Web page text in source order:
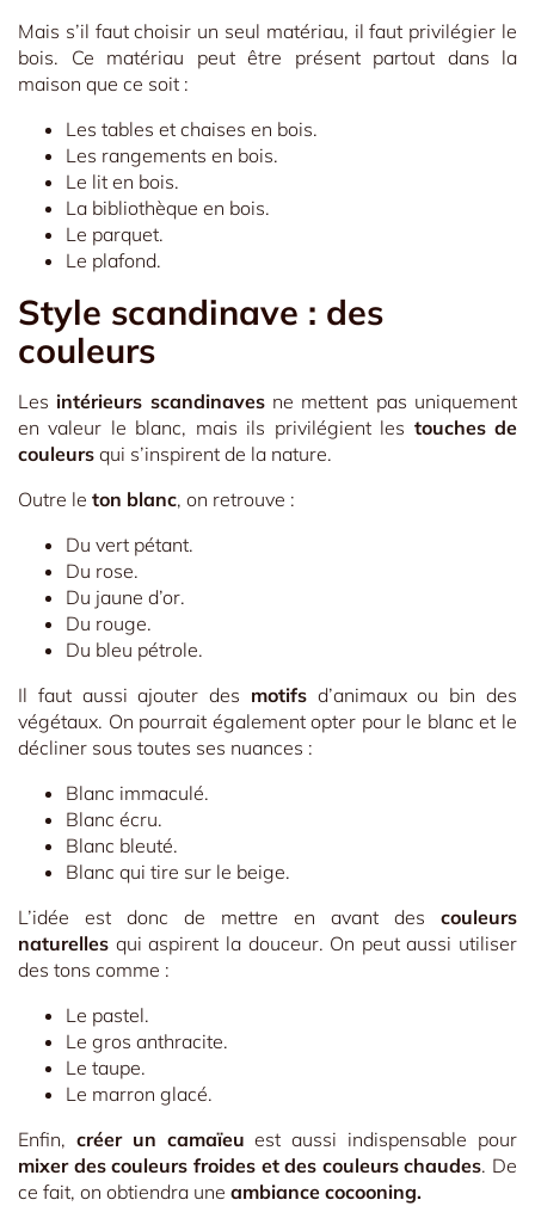
Mais s’il faut choisir un seul matériau, il faut privilégier le
bois. Ce matériau peut être présent partout dans la
maison que ce soit :
Les tables et chaises en bois.
Les rangements en bois.
Le lit en bois.
La bibliothèque en bois.
Le parquet.
Le plafond.
Style scandinave : des
couleurs
Les intérieurs scandinavesne mettent pas uniquement
en valeur le blanc, mais ils privilégient les touches de
couleurs qui s’inspirent de la nature.
Outre le ton blanc, on retrouve :
Du vert pétant.
Du rose.
Du jaune d’or.
Du rouge.
Du bleu pétrole.
Il faut aussi ajouter des motifsd’animaux ou bin des
végétaux. On pourrait également opter pour le blanc et le
décliner sous toutes ses nuances :
Blanc immaculé.
Blanc écru.
Blanc bleuté.
Blanc qui tire sur le beige.
L’idée est donc de mettre en avant des couleurs
naturelles qui aspirent la douceur. On peut aussi utiliser
des tons comme :
Le pastel.
Le gros anthracite.
Le taupe.
Le marron glacé.
Enfin, créer un camaïeu est aussi indispensable pour
mixer des couleurs froides et des couleurs chaudes. De
ce fait, on obtiendra une ambiance cocooning.